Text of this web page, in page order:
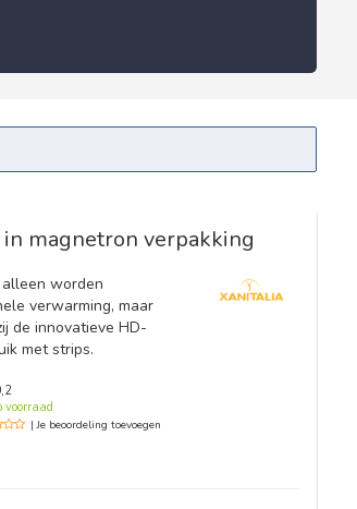
magnetron verpakking
worden
verwarming, maar
de innovatieve HD-
met strips.
voorraad
| Je beoordeling toevoegen